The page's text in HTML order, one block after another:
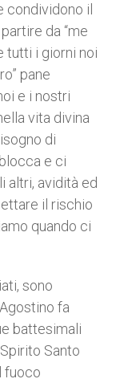
il
da “me
tutti i giorni noi
pane
e i nostri
vita divina
di
e ci
altri, avidità ed
il rischio
quando ci
sono
fa
battesimali
Santo
fuoco